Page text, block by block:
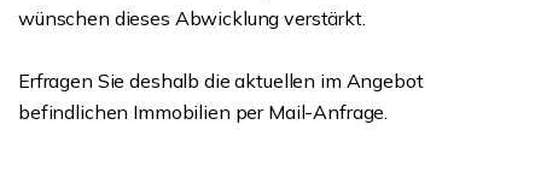
wünschen dieses Abwicklung verstärkt.
Erfragen Sie deshalb die aktuellen im Angebot
befindlichen Immobilien per Mail-Anfrage.